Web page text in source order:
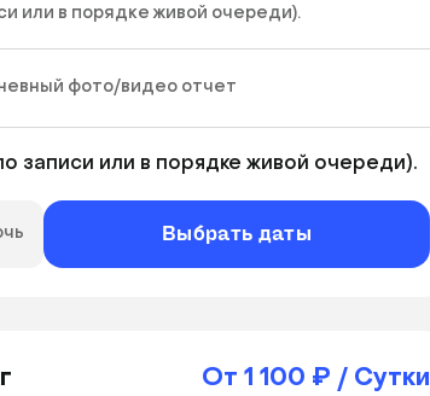
или в порядке живой очереди).
фото/видео отчет
записи или в порядке живой очереди).
Выбрать даты
От 1 100 ₽ / Сутки